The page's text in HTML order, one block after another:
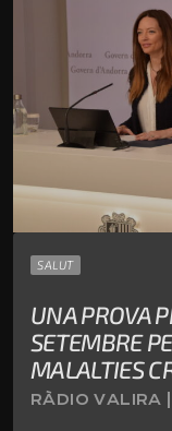
SALUT
UNA PROVA
SETEMBRE
MALALTIES
RÀDIO